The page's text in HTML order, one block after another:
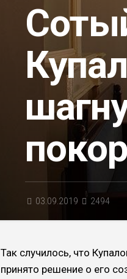
03.09.2019 2494
Так случилось, что
принято решение о его